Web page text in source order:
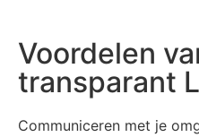
Voordelen
transparant
Communiceren met je